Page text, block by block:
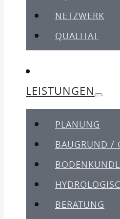
NETZWERK
QUALITÄT
LEISTUNGEN
PLANUNG
BAUGRUND /
BERATUNG